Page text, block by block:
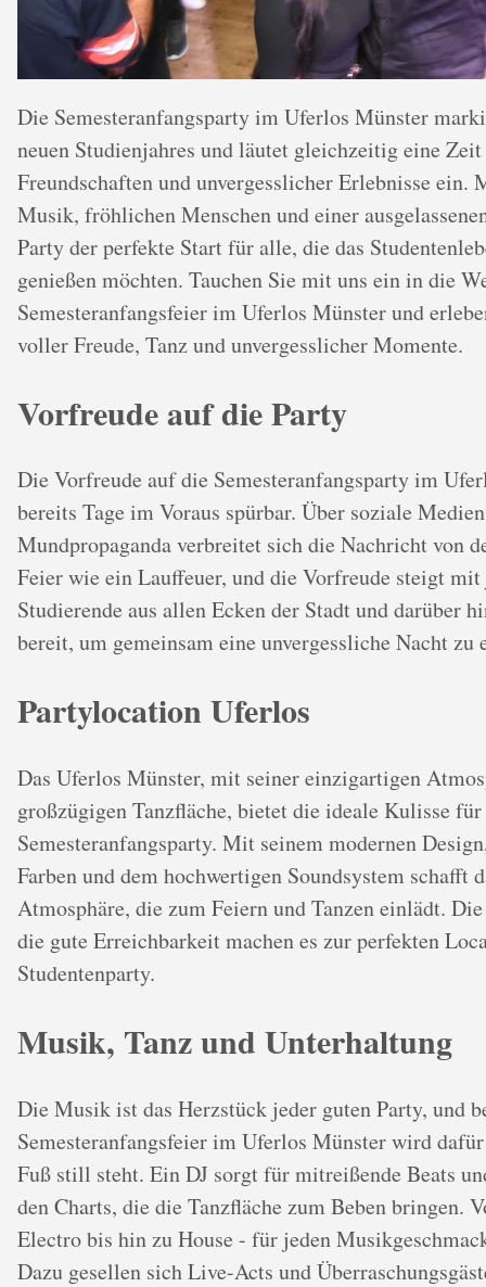
Die Semesteranfangsparty im Uferlos Münster
neuen Studienjahres und läutet gleichzeitig eine
Freundschaften und unvergesslicher Erlebnisse ein.
Musik, fröhlichen Menschen und einer
Party der perfekte Start für alle, die das
genießen möchten. Tauchen Sie mit uns ein in die
Semesteranfangsfeier im Uferlos Münster und
voller Freude, Tanz und unvergesslicher Momente.
Vorfreude auf die Party
Die Vorfreude auf die Semesteranfangsparty im
bereits Tage im Voraus spürbar. Über soziale
Mundpropaganda verbreitet sich die Nachricht von
Feier wie ein Lauffeuer, und die Vorfreude steigt mit
Studierende aus allen Ecken der Stadt und darüber
bereit, um gemeinsam eine unvergessliche Nacht zu
Partylocation Uferlos
Das Uferlos Münster, mit seiner einzigartigen
großzügigen Tanzfläche, bietet die ideale Kulisse
Semesteranfangsparty. Mit seinem modernen
Farben und dem hochwertigen Soundsystem schafft
Atmosphäre, die zum Feiern und Tanzen einlädt.
die gute Erreichbarkeit machen es zur perfekten
Studentenparty.
Musik, Tanz und Unterhaltung
Die Musik ist das Herzstück jeder guten Party, und
Semesteranfangsfeier im Uferlos Münster wird
Fuß still steht. Ein DJ sorgt für mitreißende Beats
den Charts, die die Tanzfläche zum Beben bringen.
Electro bis hin zu House - für jeden
Dazu gesellen sich Live-Acts und